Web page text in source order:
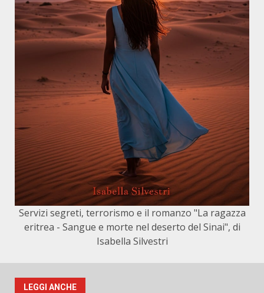
Servizi segreti, terrorismo e il romanzo "La ragazza
eritrea - Sangue e morte nel deserto del Sinai", di
Isabella Silvestri
LEGGI ANCHE